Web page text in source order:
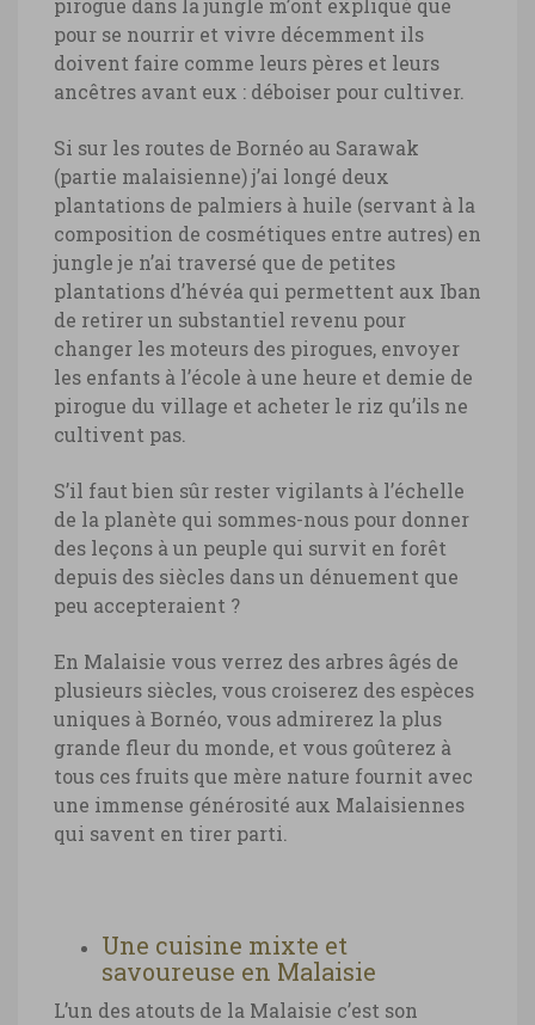
pirogue dans la jungle m’ont expliqué que
pour se nourrir et vivre décemment ils
doivent faire comme leurs pères et leurs
ancêtres avant eux : déboiser pour cultiver.
Si sur les routes de Bornéo au Sarawak
(partie malaisienne) j’ai longé deux
plantations de palmiers à huile (servant à la
composition de cosmétiques entre autres) en
jungle je n’ai traversé que de petites
plantations d’hévéa qui permettent aux Iban
de retirer un substantiel revenu pour
changer les moteurs des pirogues, envoyer
les enfants à l’école à une heure et demie de
pirogue du village et acheter le riz qu’ils ne
cultivent pas.
S’il faut bien sûr rester vigilants à l’échelle
de la planète qui sommes-nous pour donner
des leçons à un peuple qui survit en forêt
depuis des siècles dans un dénuement que
peu accepteraient ?
En Malaisie vous verrez des arbres âgés de
plusieurs siècles, vous croiserez des espèces
uniques à Bornéo, vous admirerez la plus
grande fleur du monde, et vous goûterez à
tous ces fruits que mère nature fournit avec
une immense générosité aux Malaisiennes
qui savent en tirer parti.
Une cuisine mixte et
savoureuse en Malaisie
L’un des atouts de la Malaisie c’est son